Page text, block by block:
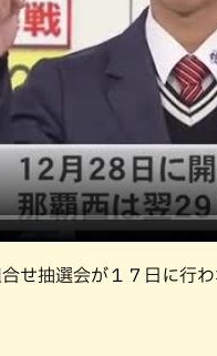
せ抽選会が１７日に行